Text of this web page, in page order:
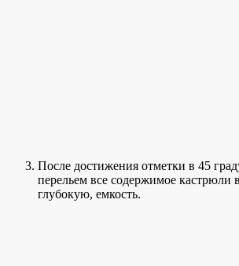
После достижения отметки в 45
перельем все содержимое кастрюли
глубокую, емкость.